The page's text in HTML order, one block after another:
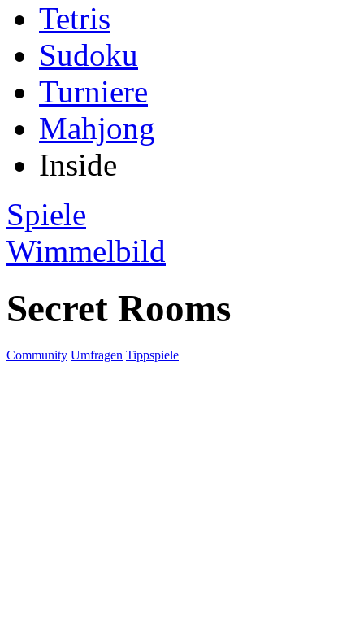
Tetris
Sudoku
Turniere
Mahjong
Inside
Spiele
Wimmelbild
Secret Rooms
Community Umfragen Tippspiele